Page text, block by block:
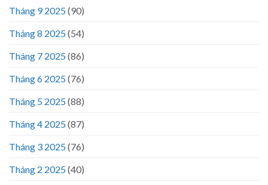
Tháng 9 2025(90)
Tháng 8 2025(54)
Tháng 7 2025(86)
Tháng 6 2025(76)
Tháng 5 2025(88)
Tháng 4 2025(87)
Tháng 3 2025(76)
Tháng 2 2025(40)